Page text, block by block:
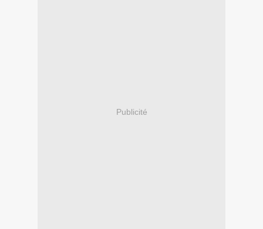
Publicité